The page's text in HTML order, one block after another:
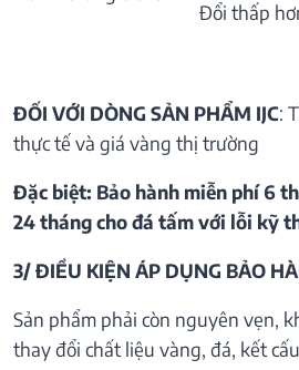
Đổi thấp
ĐỐI VỚI DÒNG SẢN PHẨM IJC:
thực tế và giá vàng thị trường
Đặc biệt: Bảo hành miễn phí 6
24 tháng cho đá tấm với lỗi kỹ
3/ ĐIỀU KIỆN ÁP DỤNG BẢO
Sản phẩm phải còn nguyên vẹn,
thay đổi chất liệu vàng, đá, kết